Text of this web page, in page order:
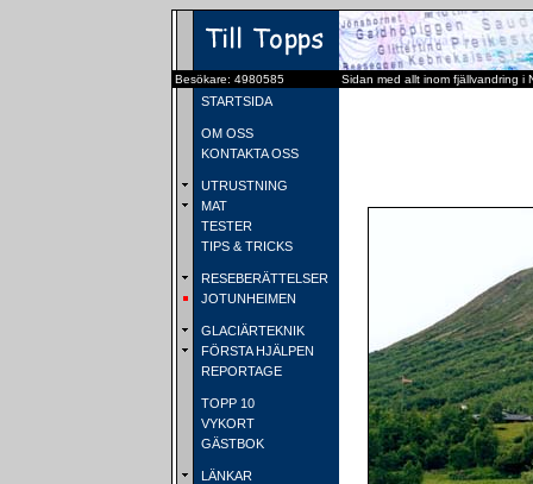
Besökare: 4980585 Sidan med allt inom fjällvandring i
STARTSIDA
OM OSS
KONTAKTA OSS
UTRUSTNING
MAT
TESTER
TIPS & TRICKS
RESEBERÄTTELSER
JOTUNHEIMEN
GLACIÄRTEKNIK
FÖRSTA HJÄLPEN
REPORTAGE
TOPP 10
VYKORT
GÄSTBOK
LÄNKAR